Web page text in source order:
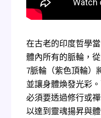
在古老的印度哲學
體內所有的脈輪，
7脈輪（紫色頂輪）
並讓身體煥發光彩
必須要透過修行或
以達到靈魂揚昇與